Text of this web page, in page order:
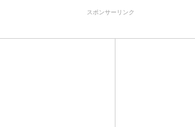
スポンサーリンク